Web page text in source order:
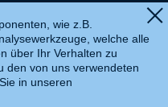
wie z.B.
welche alle
über Ihr Verhalten zu
den von uns verwendeten
in unseren